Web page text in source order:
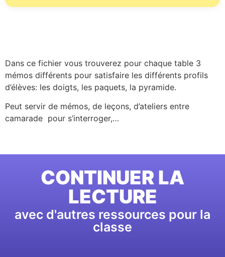
Dans ce fichier vous trouverez pour chaque table 3
mémos différents pour satisfaire les différents profils
d’élèves: les doigts, les paquets, la pyramide.
Peut servir de mémos, de leçons, d’ateliers entre
camarade pour s’interroger,…
CONTINUER LA
LECTURE
avec d'autres ressources pour la
classe